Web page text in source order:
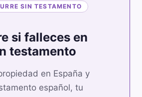
SIN TESTAMENTO
si falleces en
testamento
en España y
español, tu